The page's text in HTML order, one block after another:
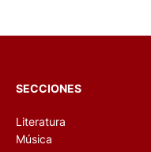
SECCIONES
Literatura
Música